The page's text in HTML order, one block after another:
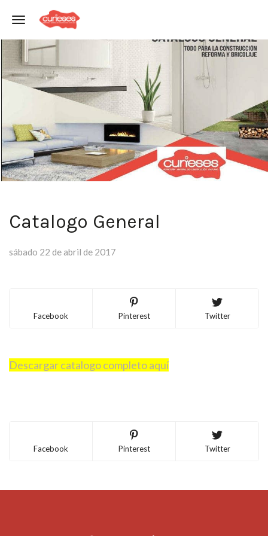
Toggle navigation
Catalogo General
sábado 22 de abril de 2017
Facebook Pinterest Twitter
Descargar catalogo completo aquí
Facebook Pinterest Twitter